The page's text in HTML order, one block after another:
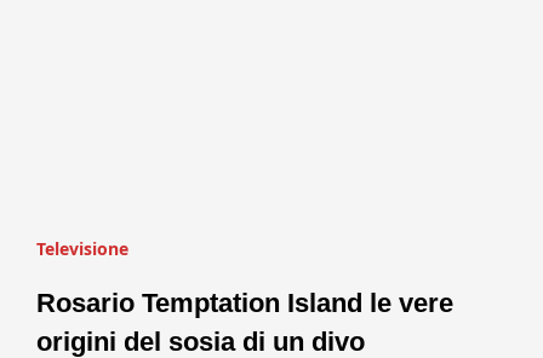
Televisione
Rosario Temptation Island le vere
origini del sosia di un divo